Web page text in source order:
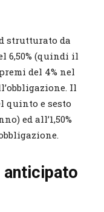
strutturato da
6,50% (quindi il
del 4% nel
Il
quinto e sesto
ed all’1,50%
anticipato